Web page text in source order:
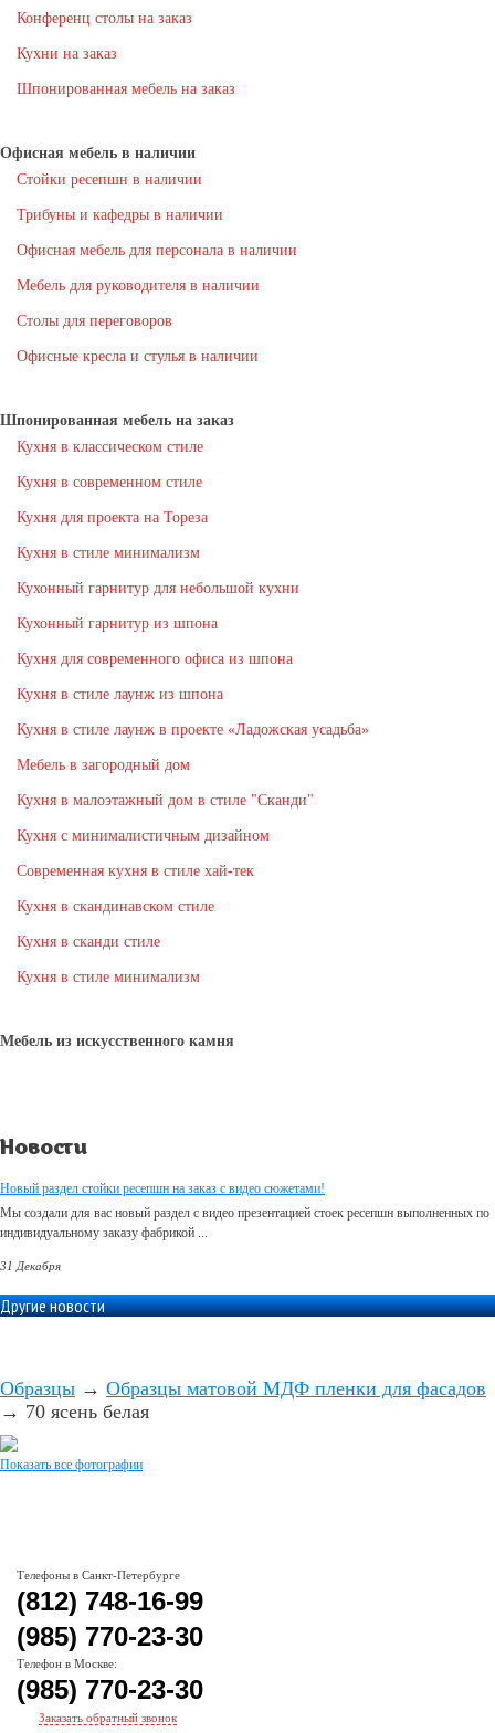
Конференц столы на заказ
Кухни на заказ
Шпонированная мебель на заказ
Офисная мебель в наличии
Стойки ресепшн в наличии
Трибуны и кафедры в наличии
Офисная мебель для персонала в наличии
Мебель для руководителя в наличии
Столы для переговоров
Офисные кресла и стулья в наличии
Шпонированная мебель на заказ
Кухня в классическом стиле
Кухня в современном стиле
Кухня для проекта на Тореза
Кухня в стиле минимализм
Кухонный гарнитур для небольшой кухни
Кухонный гарнитур из шпона
Кухня для современного офиса из шпона
Кухня в стиле лаунж из шпона
Кухня в стиле лаунж в проекте «Ладожская усадьба»
Мебель в загородный дом
Кухня в малоэтажный дом в стиле "Сканди"
Кухня с минималистичным дизайном
Современная кухня в стиле хай-тек
Кухня в скандинавском стиле
Кухня в сканди стиле
Кухня в стиле минимализм
Мебель из искусственного камня
Новости
Новый раздел стойки ресепшн на заказ с видео сюжетами!
Мы создали для вас новый раздел с видео презентацией стоек ресепшн выполненных по
индивидуальному заказу фабрикой ...
31 Декабря
Другие новости
Образцы → Образцы матовой МДФ пленки для фасадов
→ 70 ясень белая
Показать все фотографии
Телефоны в Санкт-Петербурге
(812) 748-16-99
(985) 770-23-30
Телефон в Москве:
(985) 770-23-30
Заказать обратный звонок